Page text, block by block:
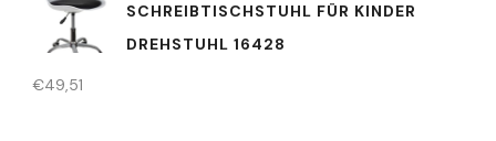
SCHREIBTISCHSTUHL FÜR KINDER
DREHSTUHL 16428
€49,51